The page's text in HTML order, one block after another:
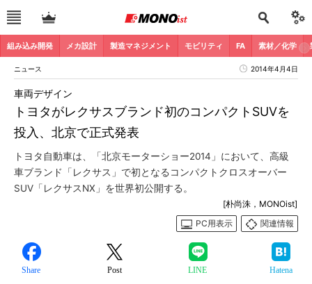
組み込み開発 メカ設計 製造マネジメント モビリティ FA 素材／化学
ニュース 2014年4月4日
トヨタがレクサスブランド初のコンパクトSUVを
投入、北京で正式発表
車両デザイン
トヨタ自動車は、「北京モーターショー2014」において、高級
車ブランド「レクサス」で初となるコンパクトクロスオーバー
SUV「レクサスNX」を世界初公開する。
[朴尚洙，MONOist]
PC用表示
関連情報
Share Post LINE Hatena